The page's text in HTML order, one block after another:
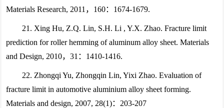
Materials Research, 2011，160：1674-1679.
21. Xing Hu, Z.Q. Lin, S.H. Li , Y.X. Zhao. Fracture limit
prediction for roller hemming of aluminum alloy sheet. Materials
and Design, 2010，31：1410-1416.
22. Zhongqi Yu, Zhongqin Lin, Yixi Zhao. Evaluation of
fracture limit in automotive aluminium alloy sheet forming.
Materials and design, 2007, 28(1)：203-207